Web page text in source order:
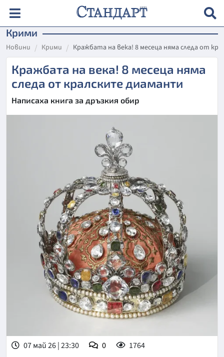
Крими
Новини Крими Кражбата на века! 8 месеца няма следа от
Кражбата на века! 8 месеца няма
следа от кралските диаманти
Написаха книга за дръзкия обир
07 май 26 | 23:30 0 1764